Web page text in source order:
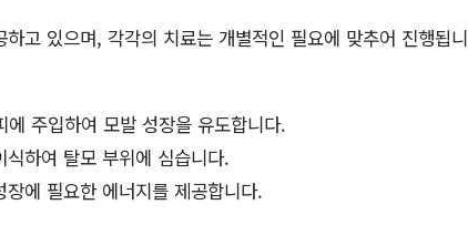
고 있으며, 각각의 치료는 개별적인 필요에 맞추어 진행됩니
주입하여 모발 성장을 유도합니다.
하여 탈모 부위에 심습니다.
에 필요한 에너지를 제공합니다.